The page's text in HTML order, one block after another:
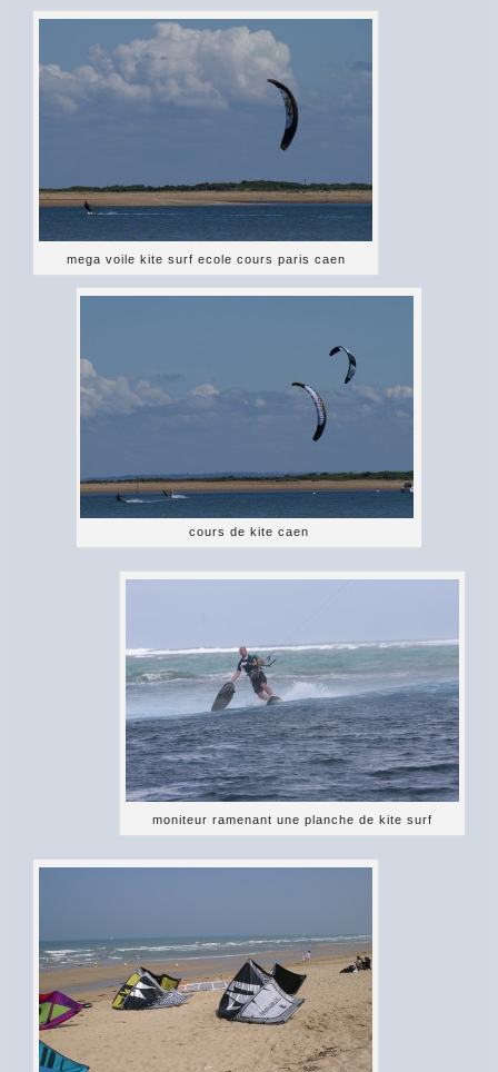
mega voile kite surf ecole cours paris caen
cours de kite caen
moniteur ramenant une planche de kite surf